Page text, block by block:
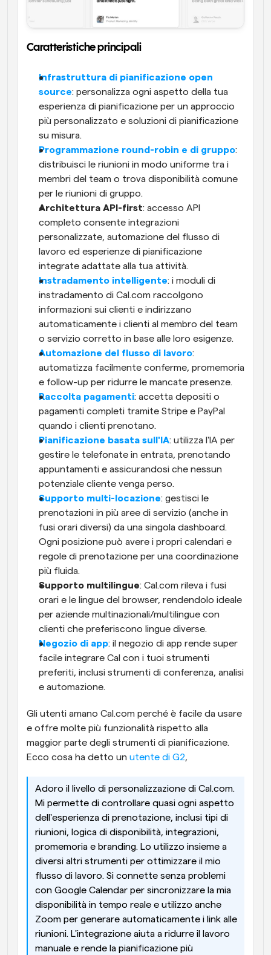
Caratteristiche principali
Infrastruttura di pianificazione open
source: personalizza ogni aspetto della tua
esperienza di pianificazione per un approccio
più personalizzato e soluzioni di pianificazione
su misura.
Programmazione round-robin e di gruppo:
distribuisci le riunioni in modo uniforme tra i
membri del team o trova disponibilità comune
per le riunioni di gruppo.
Architettura API-first: accesso API
completo consente integrazioni
personalizzate, automazione del flusso di
lavoro ed esperienze di pianificazione
integrate adattate alla tua attività.
Instradamento intelligente: i moduli di
instradamento di Cal.com raccolgono
informazioni sui clienti e indirizzano
automaticamente i clienti al membro del team
o servizio corretto in base alle loro esigenze.
Automazione del flusso di lavoro:
automatizza facilmente conferme, promemoria
e follow-up per ridurre le mancate presenze.
Raccolta pagamenti: accetta depositi o
pagamenti completi tramite Stripe e PayPal
quando i clienti prenotano.
Pianificazione basata sull'IA: utilizza l'IA per
gestire le telefonate in entrata, prenotando
appuntamenti e assicurandosi che nessun
potenziale cliente venga perso.
Supporto multi-locazione: gestisci le
prenotazioni in più aree di servizio (anche in
fusi orari diversi) da una singola dashboard.
Ogni posizione può avere i propri calendari e
regole di prenotazione per una coordinazione
più fluida.
Supporto multilingue: Cal.com rileva i fusi
orari e le lingue del browser, rendendolo ideale
per aziende multinazionali/multilingue con
clienti che preferiscono lingue diverse.
Negozio di app: il negozio di app rende super
facile integrare Cal con i tuoi strumenti
preferiti, inclusi strumenti di conferenza, analisi
e automazione.
Gli utenti amano Cal.com perché è facile da usare
e offre molte più funzionalità rispetto alla
maggior parte degli strumenti di pianificazione.
Ecco cosa ha detto un utente di G2,
Adoro il livello di personalizzazione di Cal.com.
Mi permette di controllare quasi ogni aspetto
dell'esperienza di prenotazione, inclusi tipi di
riunioni, logica di disponibilità, integrazioni,
promemoria e branding. Lo utilizzo insieme a
diversi altri strumenti per ottimizzare il mio
flusso di lavoro. Si connette senza problemi
con Google Calendar per sincronizzare la mia
disponibilità in tempo reale e utilizzo anche
Zoom per generare automaticamente i link alle
riunioni. L'integrazione aiuta a ridurre il lavoro
manuale e rende la pianificazione più